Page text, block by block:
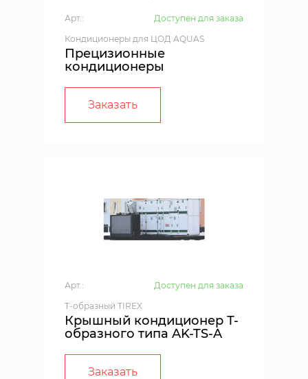
Арт.:
Доступен для заказа
Кондиционеры для ЦОД AQUAS
Прецизионные
кондиционеры
Заказать
Арт.:
Доступен для заказа
T-образный TIREX
Крышный кондиционер Т-
образного типа AK-TS-A
Заказать